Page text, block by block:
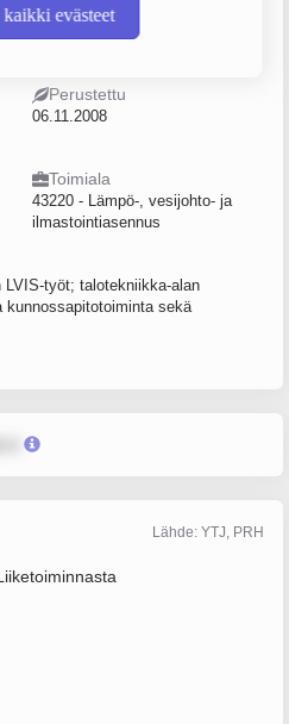
evästeet
Perustettu
06.11.2008
Toimiala
43220 - Lämpö-, vesijohto- ja
ilmastointiasennus
työt; talotekniikka-alan
kunnossapitotoiminta sekä
Lähde: YTJ, PRH